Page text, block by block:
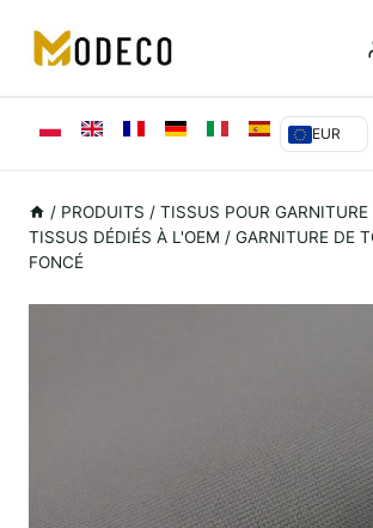
content
EUR
/ PRODUITS / TISSUS POUR GARNITURE
TISSUS DÉDIÉS À L'OEM / GARNITURE DE
FONCÉ